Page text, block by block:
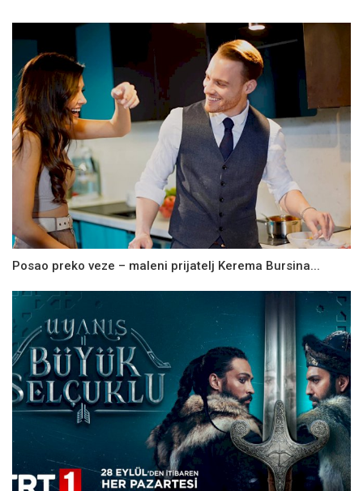
Posao preko veze – maleni prijatelj Kerema Bursina...